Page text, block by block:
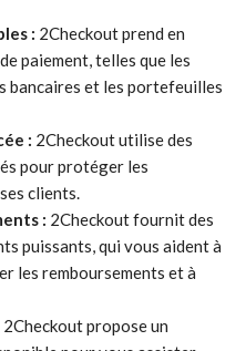
: 2Checkout prend en
paiement, telles que les
bancaires et les portefeuilles
: 2Checkout utilise des
pour protéger les
clients.
: 2Checkout fournit des
puissants, qui vous aident à
les remboursements et à
2Checkout propose un